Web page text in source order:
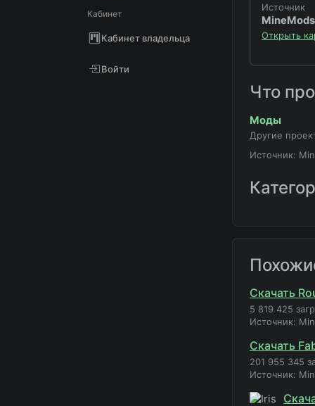
Кабинет
Кабинет владельца
Войти
Источник
MineMods
Открыть
Что
Моды
Другие
Источник:
Скачать
5 819 425
Источник:
Скачать
201 955 345
Источник: